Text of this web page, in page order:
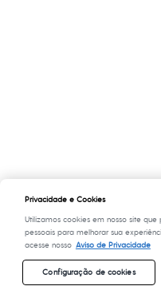
Privacidade e Cookies
Utilizamos cookies em nosso site
pessoais para melhorar sua
acesse nosso Aviso de Privacidade
Configuração de cookies